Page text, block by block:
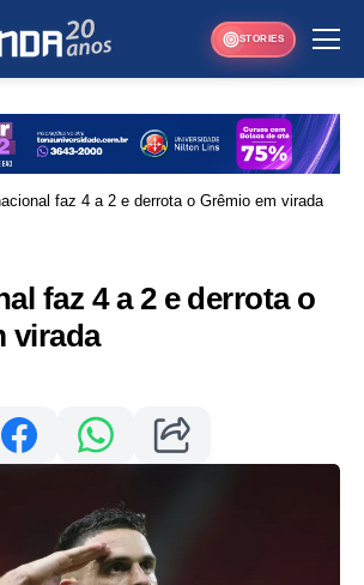
STORIES
faz 4 a 2 e derrota o Grêmio em virada
faz 4 a 2 e derrota o
virada